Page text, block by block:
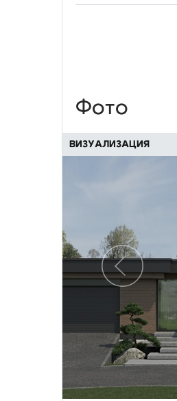
Фото
ВИЗУАЛИЗАЦИЯ